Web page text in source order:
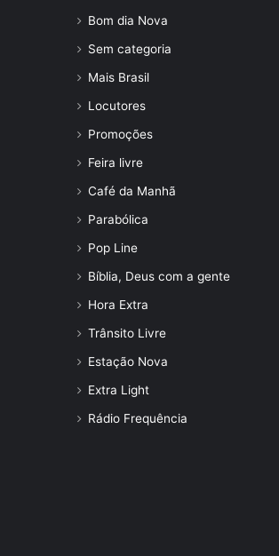
Bom dia Nova
Sem categoria
Mais Brasil
Locutores
Promoções
Feira livre
Café da Manhã
Parabólica
Pop Line
Bíblia, Deus com a gente
Hora Extra
Trânsito Livre
Estação Nova
Extra Light
Rádio Frequência